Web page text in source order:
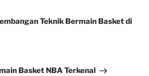
Teknik Bermain Basket di
Basket NBA Terkenal